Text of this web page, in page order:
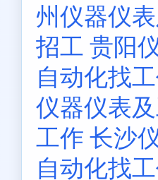
州仪器仪
招工 贵阳
自动化找
仪器仪表
工作 长沙
自动化找